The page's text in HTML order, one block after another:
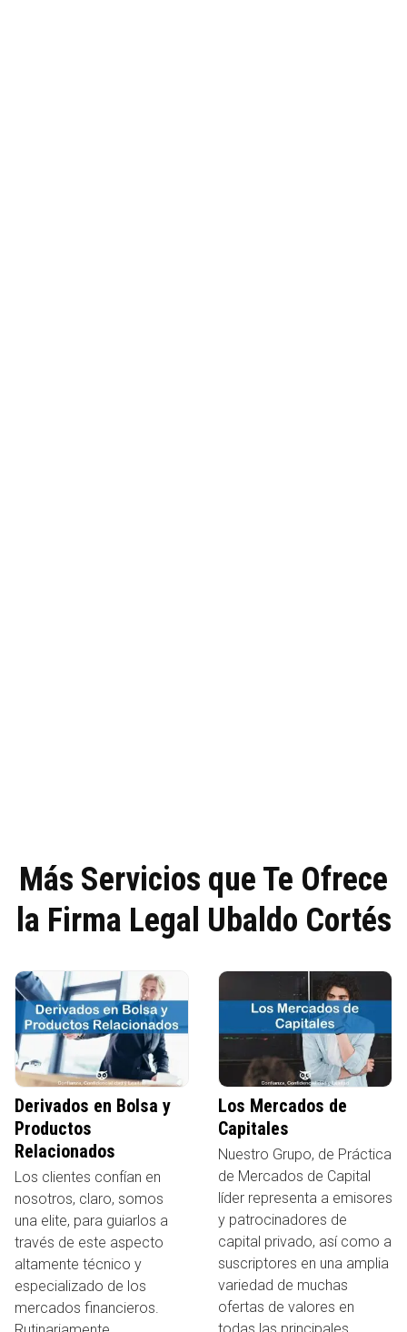
Más Servicios que Te Ofrece
la Firma Legal Ubaldo Cortés
Derivados en Bolsa y
Productos
Relacionados
Los clientes confían en
nosotros, claro, somos
una elite, para guiarlos a
través de este aspecto
altamente técnico y
especializado de los
mercados financieros.
Los Mercados de
Capitales
Nuestro Grupo, de Práctica
de Mercados de Capital
líder representa a emisores
y patrocinadores de
capital privado, así como a
suscriptores en una amplia
variedad de muchas
ofertas de valores en